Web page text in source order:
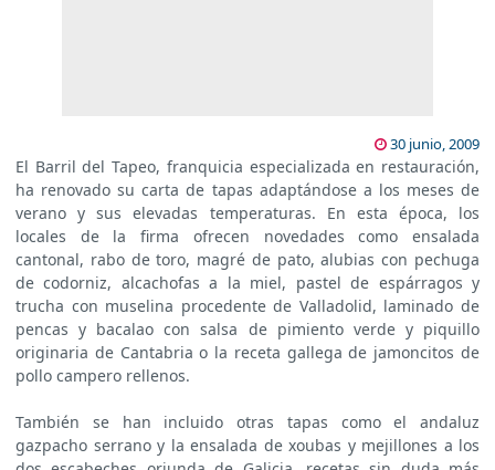
30 junio, 2009
El Barril del Tapeo, franquicia especializada en restauración,
ha renovado su carta de tapas adaptándose a los meses de
verano y sus elevadas temperaturas. En esta época, los
locales de la firma ofrecen novedades como ensalada
cantonal, rabo de toro, magré de pato, alubias con pechuga
de codorniz, alcachofas a la miel, pastel de espárragos y
trucha con muselina procedente de Valladolid, laminado de
pencas y bacalao con salsa de pimiento verde y piquillo
originaria de Cantabria o la receta gallega de jamoncitos de
pollo campero rellenos.
También se han incluido otras tapas como el andaluz
gazpacho serrano y la ensalada de xoubas y mejillones a los